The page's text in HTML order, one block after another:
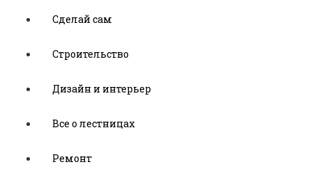
Сделай сам
Строительство
Дизайн и интерьер
Все о лестницах
Ремонт